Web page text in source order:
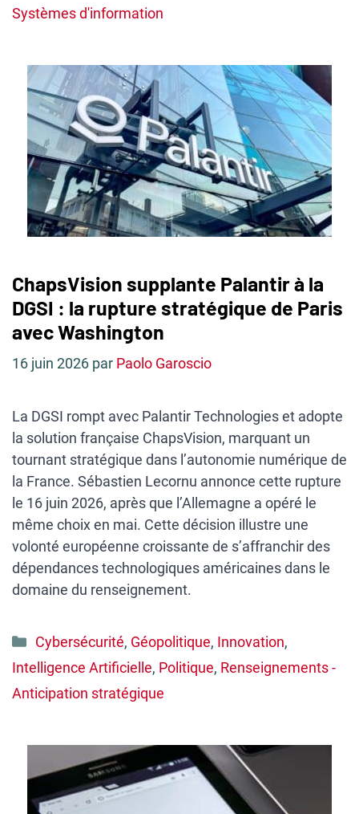
Systèmes d'information
ChapsVision supplante Palantir à la
DGSI : la rupture stratégique de Paris
avec Washington
16 juin 2026 par Paolo Garoscio
La DGSI rompt avec Palantir Technologies et adopte
la solution française ChapsVision, marquant un
tournant stratégique dans l’autonomie numérique de
la France. Sébastien Lecornu annonce cette rupture
le 16 juin 2026, après que l’Allemagne a opéré le
même choix en mai. Cette décision illustre une
volonté européenne croissante de s’affranchir des
dépendances technologiques américaines dans le
domaine du renseignement.
Catégories
Cybersécurité, Géopolitique, Innovation,
Intelligence Artificielle, Politique, Renseignements -
Anticipation stratégique